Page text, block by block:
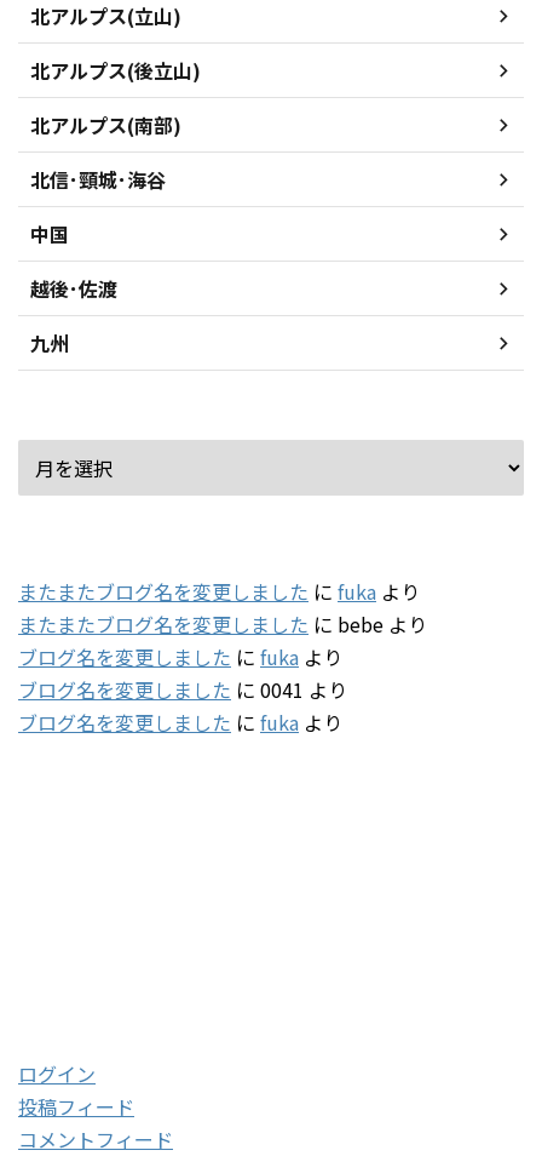
北アルプス(立山)
北アルプス(後立山)
北アルプス(南部)
北信･頸城･海谷
中国
越後･佐渡
九州
またまたブログ名を変更しました に fuka より
またまたブログ名を変更しました に bebe より
ブログ名を変更しました に fuka より
ブログ名を変更しました に 0041 より
ブログ名を変更しました に fuka より
ログイン
投稿フィード
コメントフィード